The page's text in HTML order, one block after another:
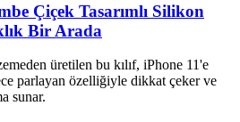
Çiçek Tasarımlı Silikon
Bir Arada
üretilen bu kılıf, iPhone 11'e
parlayan özelliğiyle dikkat çeker ve
sunar.